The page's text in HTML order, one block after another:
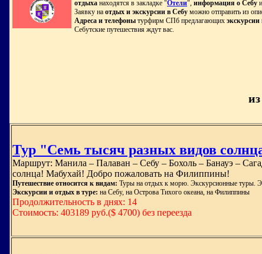
отдыха находятся в закладке "Отели", информация о Себу и
Заявку на отдых и экскурсии в Себу можно отправить из
Адреса и телефоны турфирм СПб предлагающих
Себутские путешествия ждут вас.
Тур "Семь тысяч разных видов
Маршрут: Манила – Палаван – Себу – Бохоль – Банауэ –
солнца! Мабухай! Добро пожаловать на Филиппины!
Путешествие относится к видам: Туры на отдых к морю. Экскурсионные туры.
Экскурсии и отдых в туре: на Себу, на Острова Тихого океана, на Филиппины
Продолжительность в днях: 14
Стоимость: 403189 руб.($ 4700) без переезда